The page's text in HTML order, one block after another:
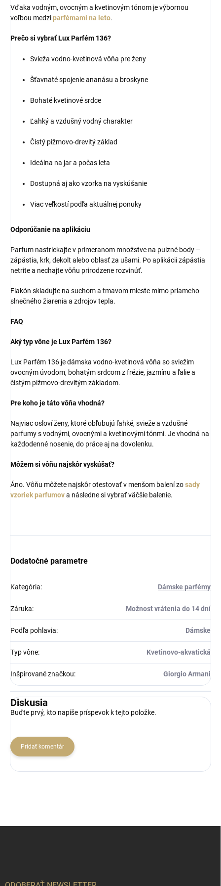
Vďaka vodným, ovocným a kvetinovým tónom je výbornou
voľbou medziparfémami na leto.
Prečo si vybrať Lux Parfém 136?
Svieža vodno-kvetinová vôňa pre ženy
Šťavnaté spojenie ananásu a broskyne
Bohaté kvetinové srdce
Ľahký a vzdušný vodný charakter
Čistý pižmovo-drevitý základ
Ideálna na jar a počas leta
Dostupná aj ako vzorka na vyskúšanie
Viac veľkostí podľa aktuálnej ponuky
Odporúčanie na aplikáciu
Parfum nastriekajte v primeranom množstve na pulzné body –
zápästia, krk, dekolt alebo oblasť za ušami. Po aplikácii zápästia
netrite a nechajte vôňu prirodzene rozvinúť.
Flakón skladujte na suchom a tmavom mieste mimo priameho
slnečného žiarenia a zdrojov tepla.
FAQ
Aký typ vône je Lux Parfém 136?
Lux Parfém 136 je dámska vodno-kvetinová vôňa so sviežim
ovocným úvodom, bohatým srdcom z frézie, jazmínu a ľalie a
čistým pižmovo-drevitým základom.
Pre koho je táto vôňa vhodná?
Najviac osloví ženy, ktoré obľubujú ľahké, svieže a vzdušné
parfumy s vodnými, ovocnými a kvetinovými tónmi. Je vhodná na
každodenné nosenie, do práce aj na dovolenku.
Môžem si vôňu najskôr vyskúšať?
Áno. Vôňu môžete najskôr otestovať v menšom balení zosady
vzoriek parfumova následne si vybrať väčšie balenie.
Dodatočné parametre
Kategória: Dámske parfémy
Záruka: Možnost vrátenia do 14 dní
Podľa pohlavia: Dámske
Typ vône: Kvetinovo-akvatická
Inšpirované značkou: Giorgio Armani
Diskusia
Buďte prvý, kto napíše príspevok k tejto položke.
Pridať komentár